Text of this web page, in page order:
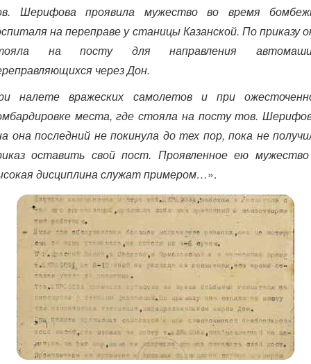
Шерифова проявила мужество во время
на переправе у станицы Казанской. По приказу
на посту для направления
через Дон.
налете вражеских самолетов и при
места, где стояла на посту тов.
она последний не покинула до тех пор, пока не
оставить свой пост. Проявленное ею
дисциплина служат примером…».